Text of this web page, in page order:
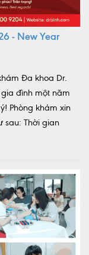
- New Year
Đa khoa Dr.
gia đình một năm
Phòng khám xin
sau: Thời gian